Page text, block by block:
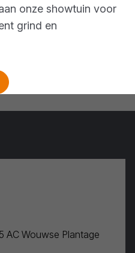
onze showtuin voor
grind en
AC Wouwse Plantage